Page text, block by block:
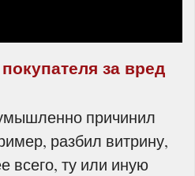
за вред
причинил
разбил витрину,
всего, ту или иную